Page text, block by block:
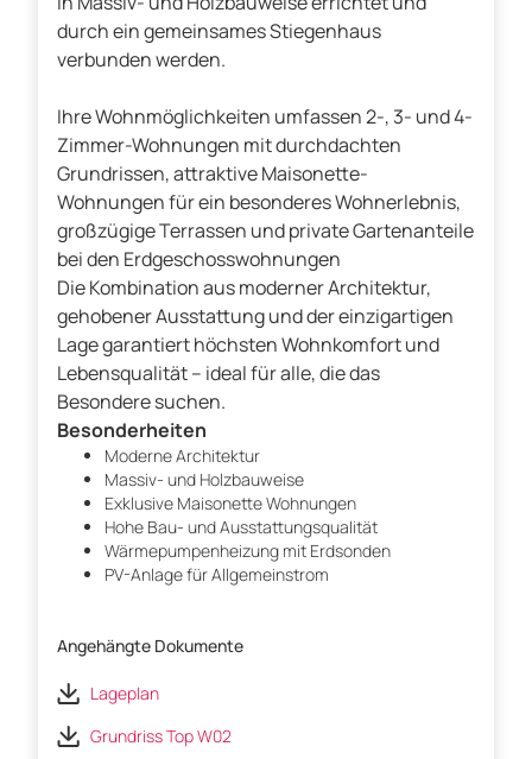
durch ein gemeinsames Stiegenhaus
verbunden werden.
Ihre Wohnmöglichkeiten umfassen 2-, 3- und 4-
Zimmer-Wohnungen mit durchdachten
Grundrissen, attraktive Maisonette-
Wohnungen für ein besonderes Wohnerlebnis,
großzügige Terrassen und private Gartenanteile
bei den Erdgeschosswohnungen
Die Kombination aus moderner Architektur,
gehobener Ausstattung und der einzigartigen
Lage garantiert höchsten Wohnkomfort und
Lebensqualität – ideal für alle, die das
Besondere suchen.
Besonderheiten
Moderne Architektur
Massiv- und Holzbauweise
Exklusive Maisonette Wohnungen
Hohe Bau- und Ausstattungsqualität
Wärmepumpenheizung mit Erdsonden
PV-Anlage für Allgemeinstrom
Angehängte Dokumente
Lageplan
Grundriss Top W02